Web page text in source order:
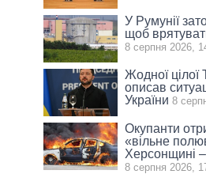
У Румунії
щоб
8 серпня 2026,
Жодної
описав
України 8
Окупанти
«вільне
Херсонщині
8 серпня 2026,